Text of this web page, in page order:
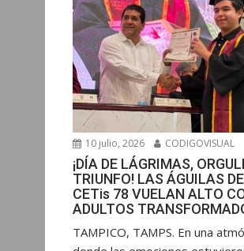
10 julio, 2026 CODIGOVISUAL
¡DÍA DE LÁGRIMAS,
TRIUNFO! LAS ÁGUILAS
CETis 78 VUELAN ALTO
ADULTOS
​TAMPICO, TAMPS. En una